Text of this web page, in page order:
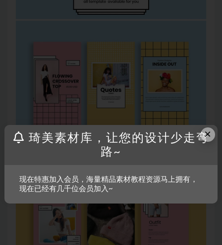
×
琦美素材库，让您的设计少走弯
路~
现在特惠加入会员，海量精品素材教程资源马上拥有，
现在已经有几千位会员加入~